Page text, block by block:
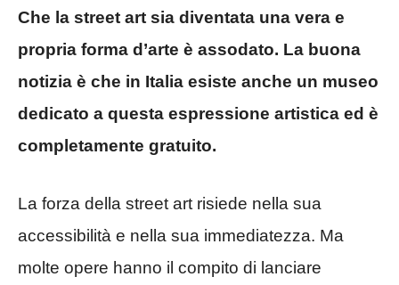
Che la street art sia diventata una vera e
propria forma d’arte è assodato. La buona
notizia è che in Italia esiste anche un museo
dedicato a questa espressione artistica ed è
completamente gratuito.
La forza della street art risiede nella sua
accessibilità e nella sua immediatezza. Ma
molte opere hanno il compito di lanciare